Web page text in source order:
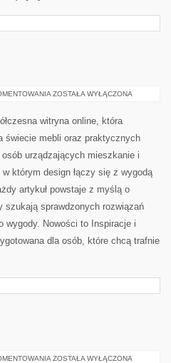
TRENDY
ZOSTAŁA WYŁĄCZONA
witryna online, która
świecie mebli oraz praktycznych
urządzających mieszkanie i
w którym design łączy się z wygodą
artykuł powstaje z myślą o
szukają sprawdzonych rozwiązań
wygody. Nowości to Inspiracje i
dla osób, które chcą trafnie
KAWOWE
ZOSTAŁA WYŁĄCZONA